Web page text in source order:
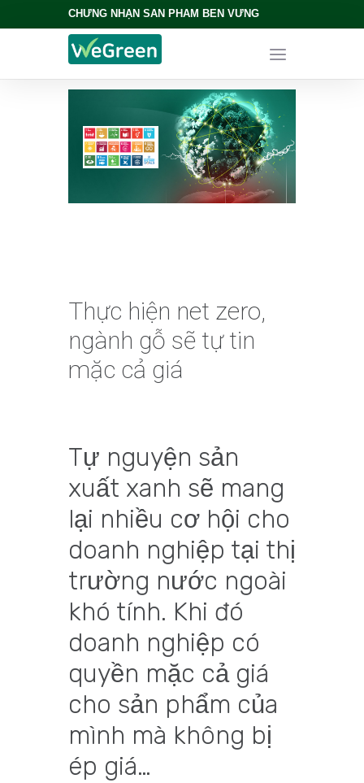
CHỨNG NHẬN SẢN PHẨM BỀN VỮNG
Thực hiện net zero,
ngành gỗ sẽ tự tin
mặc cả giá
Tự nguyện sản
xuất xanh sẽ mang
lại nhiều cơ hội cho
doanh nghiệp tại thị
trường nước ngoài
khó tính. Khi đó
doanh nghiệp có
quyền mặc cả giá
cho sản phẩm của
mình mà không bị
ép giá…